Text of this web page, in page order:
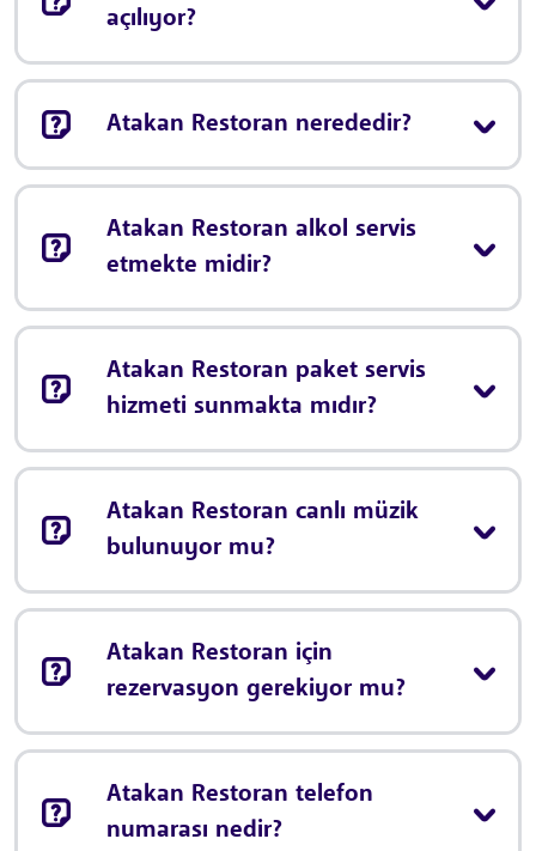
açılıyor?
Atakan Restoran nerededir?
Atakan Restoran alkol servis
etmekte midir?
Atakan Restoran paket servis
hizmeti sunmakta mıdır?
Atakan Restoran canlı müzik
bulunuyor mu?
Atakan Restoran için
rezervasyon gerekiyor mu?
Atakan Restoran telefon
numarası nedir?